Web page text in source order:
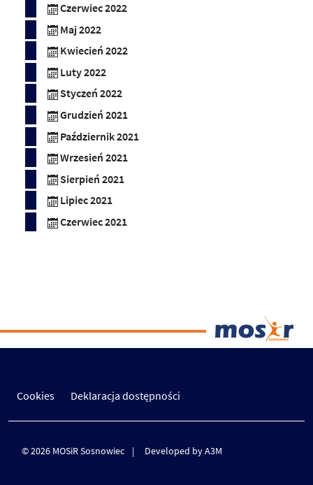
Czerwiec 2022
Maj 2022
Kwiecień 2022
Luty 2022
Styczeń 2022
Grudzień 2021
Październik 2021
Wrzesień 2021
Sierpień 2021
Lipiec 2021
Czerwiec 2021
Cookies Deklaracja dostępności
© 2026 MOSiR Sosnowiec Developed by A3M